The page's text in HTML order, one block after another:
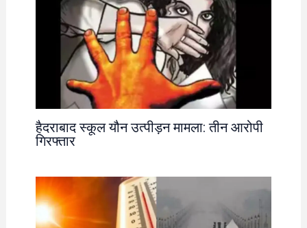
हैदराबाद स्कूल यौन उत्पीड़न मामला: तीन आरोपी
गिरफ्तार